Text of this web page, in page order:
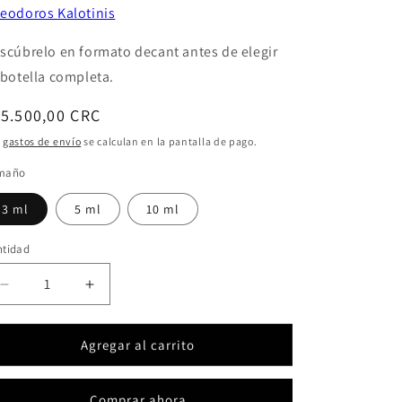
Kalotinis
en formato decant antes de elegir
completa.
CRC
gastos de envío se calculan en la pantalla de pago.
3 ml 5 ml 10 ml
Reducir
cantidad
para
Salt
Aumentar
cantidad
para
Aegean
Salt
Agregar al carrito